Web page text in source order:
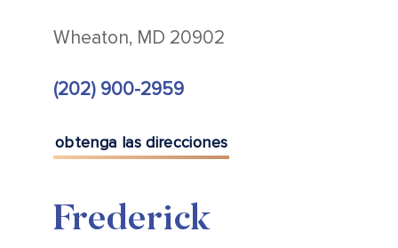
Wheaton, MD 20902
(202) 900-2959
obtenga las direcciones
Frederick